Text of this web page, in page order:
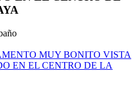
MUY BONITO VISTA
EN EL CENTRO DE LA